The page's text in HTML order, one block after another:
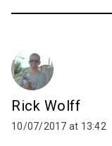
Rick Wolff
10/07/2017 at 13:42